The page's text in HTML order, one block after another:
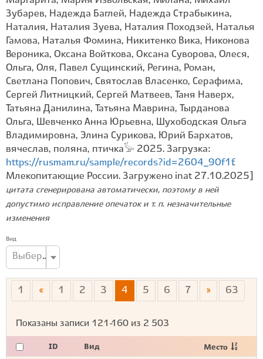
Зубарев, Надежда Баглей, Надежда Страбыкина,
Наталия, Наталия Зуева, Наталия Походзей, Наталья
Гамова, Наталья Фомина, Никитенко Вика, Никонова
Вероника, Оксана Войткова, Оксана Суворова, Олеся,
Ольга, Оля, Павел Сущинский, Регина, Роман,
Светлана Попович, Святослав Власенко, Серафима,
Сергей Литницкий, Сергей Матвеев, Таня Наверх,
Татьяна Данилина, Татьяна Маврина, Тырданова
Ольга, Шевченко Анна Юрьевна, Шухободская Ольга
Владимировна, Элина Сурикова, Юрий Бархатов,
вячеслав, поляна, птичка𓅚 2025. Загрузка:
https://rusmam.ru/sample/records?id=2604_90f1f.
Млекопитающие России. Загружено inat 27.10.2025]
цитата сгенерирована автоматически, поэтому в ней
допустимо исправление опечаток и т. п. незначительные
изменения
Вид
Выберите вид...
1 « 1 2 3 4 5 6 7 » 63
Показаны записи 121-160 из 2 503
ID Вид Место